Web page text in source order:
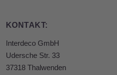
KONTAKT:
Interdeco GmbH
Udersche Str. 33
37318 Thalwenden